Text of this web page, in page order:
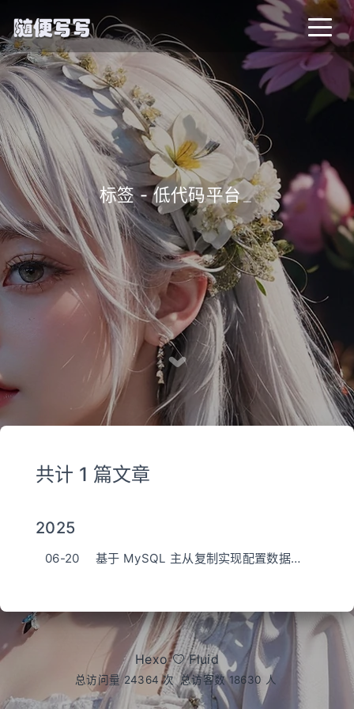
标签 - 低代码平台_
共计 1 篇文章
2025
06-20 基于 MySQL 主从复制实现配置数据与测试数据分离的架构设计
Hexo Fluid
总访问量24364次 总访客数18630 人